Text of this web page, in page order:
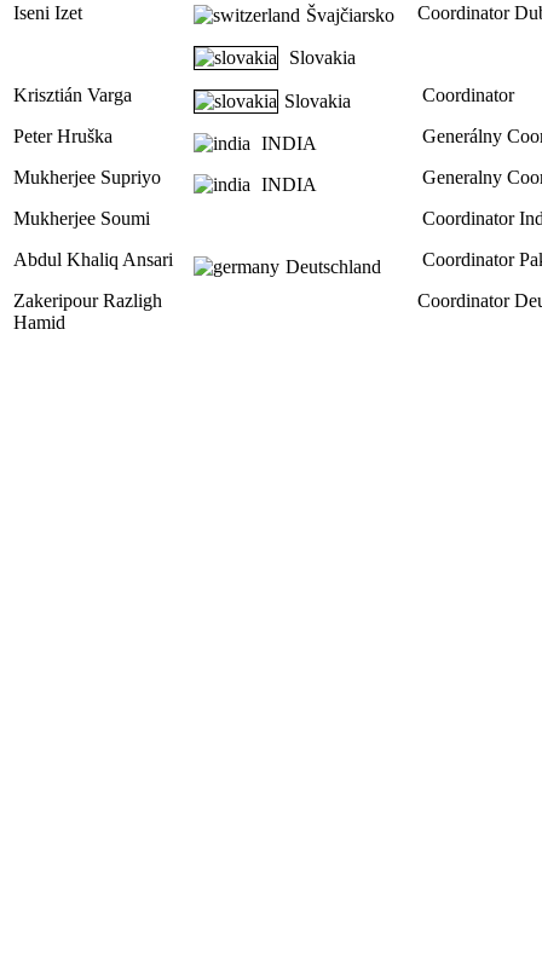
Iseni Izet
Krisztián Varga
Peter Hruška
Mukherjee Supriyo
Mukherjee Soumi
Abdul Khaliq Ansari
Zakeripour Razligh
Hamid
Švajčiarsko
Slovakia
Slovakia
INDIA
INDIA
Deutschland
Coordinator
Coordinator
Generálny
Generalny
Coordinator
Coordinator
Coordinator